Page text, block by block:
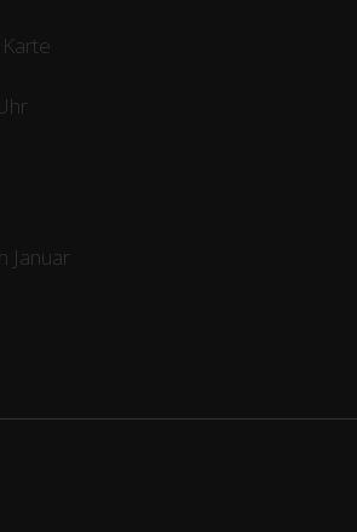
Januar